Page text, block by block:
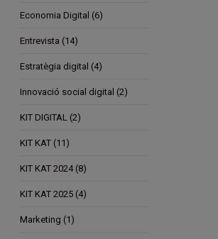
Economia Digital (6)
Entrevista (14)
Estratègia digital (4)
Innovació social digital (2)
KIT DIGITAL (2)
KIT KAT (11)
KIT KAT 2024 (8)
KIT KAT 2025 (4)
Marketing (1)